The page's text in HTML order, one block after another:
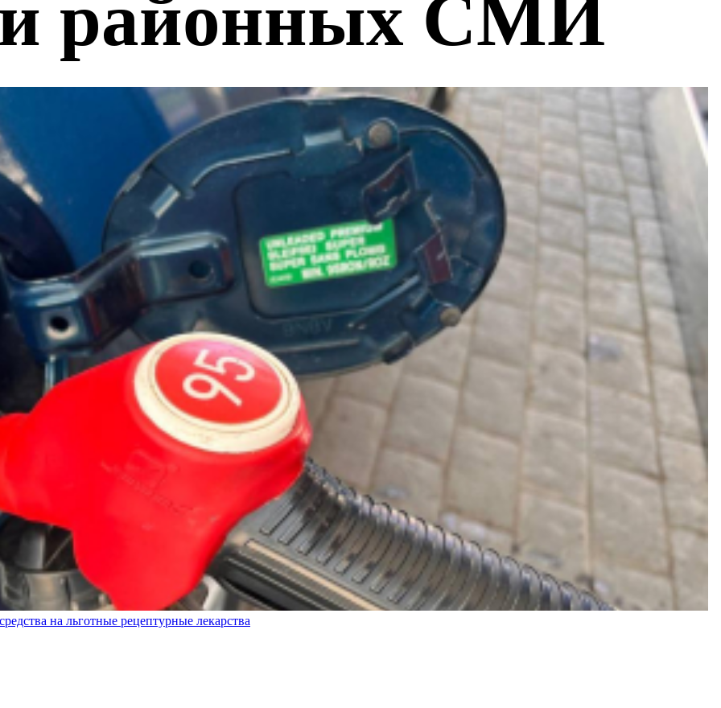
на льготные рецептурные лекарства